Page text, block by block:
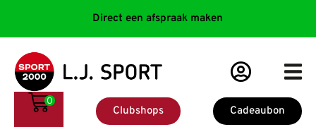
Direct een afspraak maken
Cadeaubon
Clubshops
0